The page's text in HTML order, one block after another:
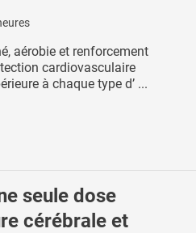
aérobie et renforcement
cardiovasculaire
à chaque type d’ ...
seule dose
cérébrale et